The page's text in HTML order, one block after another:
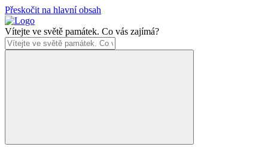
Přeskočit na hlavní obsah
Vítejte ve světě památek. Co vás zajímá?